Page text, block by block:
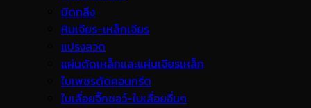
มีดกลึง
หินเจียร-เหล็กเจียร
แปรงลวด
แผ่นตัดเหล็กและแผ่นเจียรเหล็ก
ใบเพชรตัดคอนกรีต
ใบเลื่อยจิ๊กซอว์-ใบเลื่อยอื่นๆ